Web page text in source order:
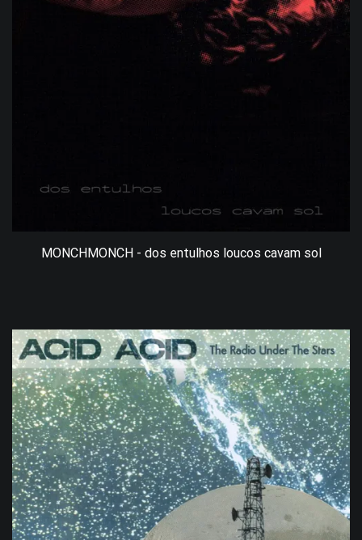
MONCHMONCH - dos entulhos loucos cavam sol